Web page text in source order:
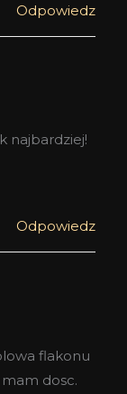
Odpowiedz
najbardziej!
Odpowiedz
flakonu
dosc.